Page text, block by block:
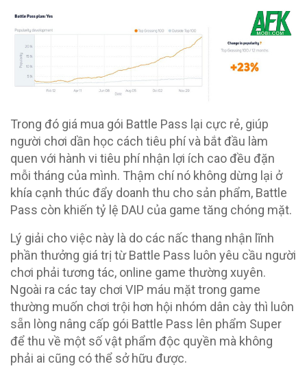
Trong đó giá mua gói Battle Pass lại cực rẻ, giúp
người chơi dần học cách tiêu phí và bắt đầu làm
quen với hành vi tiêu phí nhận lợi ích cao đều đặn
mỗi tháng của mình. Thậm chí nó không dừng lại ở
khía cạnh thúc đẩy doanh thu cho sản phẩm, Battle
Pass còn khiến tỷ lệ DAU của game tăng chóng mặt.
Lý giải cho việc này là do các nấc thang nhận lĩnh
phần thưởng giá trị từ Battle Pass luôn yêu cầu người
chơi phải tương tác, online game thường xuyên.
Ngoài ra các tay chơi VIP máu mặt trong game
thường muốn chơi trội hơn hội nhóm dân cày thì luôn
sẵn lòng nâng cấp gói Battle Pass lên phẩm Super
để thu về một số vật phẩm độc quyền mà không
phải ai cũng có thể sở hữu được.